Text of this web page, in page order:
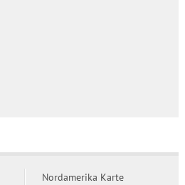
Nordamerika Karte